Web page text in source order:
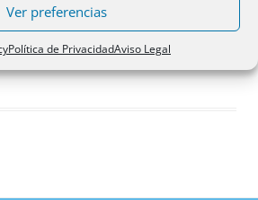
Ver preferencias
Política de PrivacidadAviso Legal
contraseña?